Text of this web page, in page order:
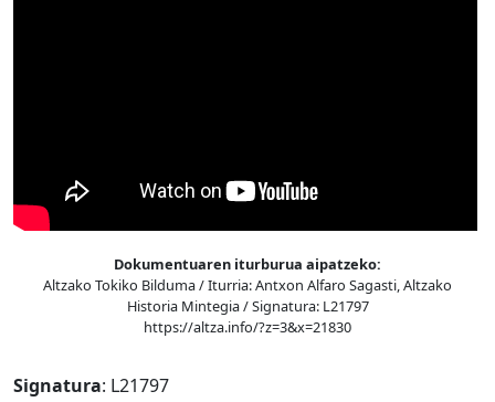
Dokumentuaren iturburua aipatzeko:
Altzako Tokiko Bilduma / Iturria: Antxon Alfaro Sagasti, Altzako
Historia Mintegia / Signatura: L21797
https://altza.info/?z=3&x=21830
Signatura: L21797